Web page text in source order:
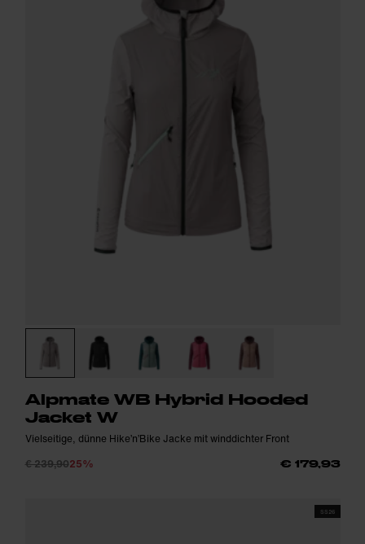
Alpmate WB Hybrid Hooded
Jacket W
Vielseitige, dünne Hike’n’Bike Jacke mit winddichter Front
€ 239,9025% € 179,93
SS26